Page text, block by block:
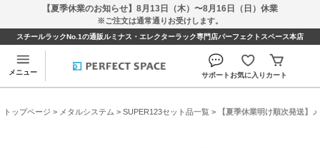
【夏季休業のお知らせ】8月13日（木）〜8月16日（日）休業
※ご注文は通常通りお受けします。
スチールラックNo.1の通販ルミナス・エレクターラック専門店パーフェクトスペース本店
メニュー サポートお気に入り カート
トップページ > メタルシステム > SUPER123セット品一覧 > 【夏季休業明け順次発送】